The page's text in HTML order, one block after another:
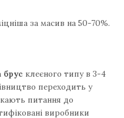
за масив на 50-70%.
брус клеєного типу в 3-4
переходить у
питання до
виробники